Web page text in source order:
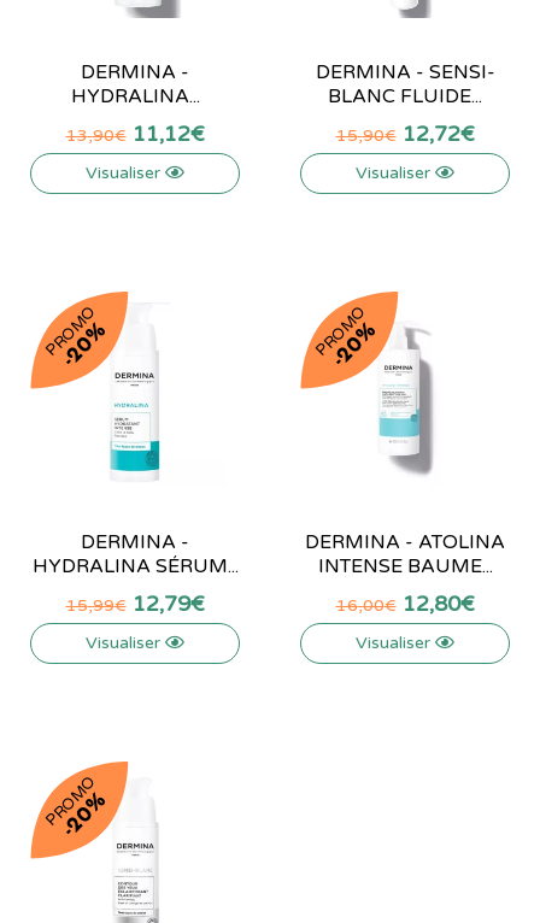
DERMINA -
HYDRALINA...
13,90€ 11,12€
Visualiser
DERMINA - SENSI-
BLANC FLUIDE...
15,90€ 12,72€
Visualiser
PROMO
-20%
DERMINA -
HYDRALINA SÉRUM...
15,99€ 12,79€
Visualiser
PROMO
-20%
DERMINA - ATOLINA
INTENSE BAUME...
16,00€ 12,80€
Visualiser
PROMO
-20%